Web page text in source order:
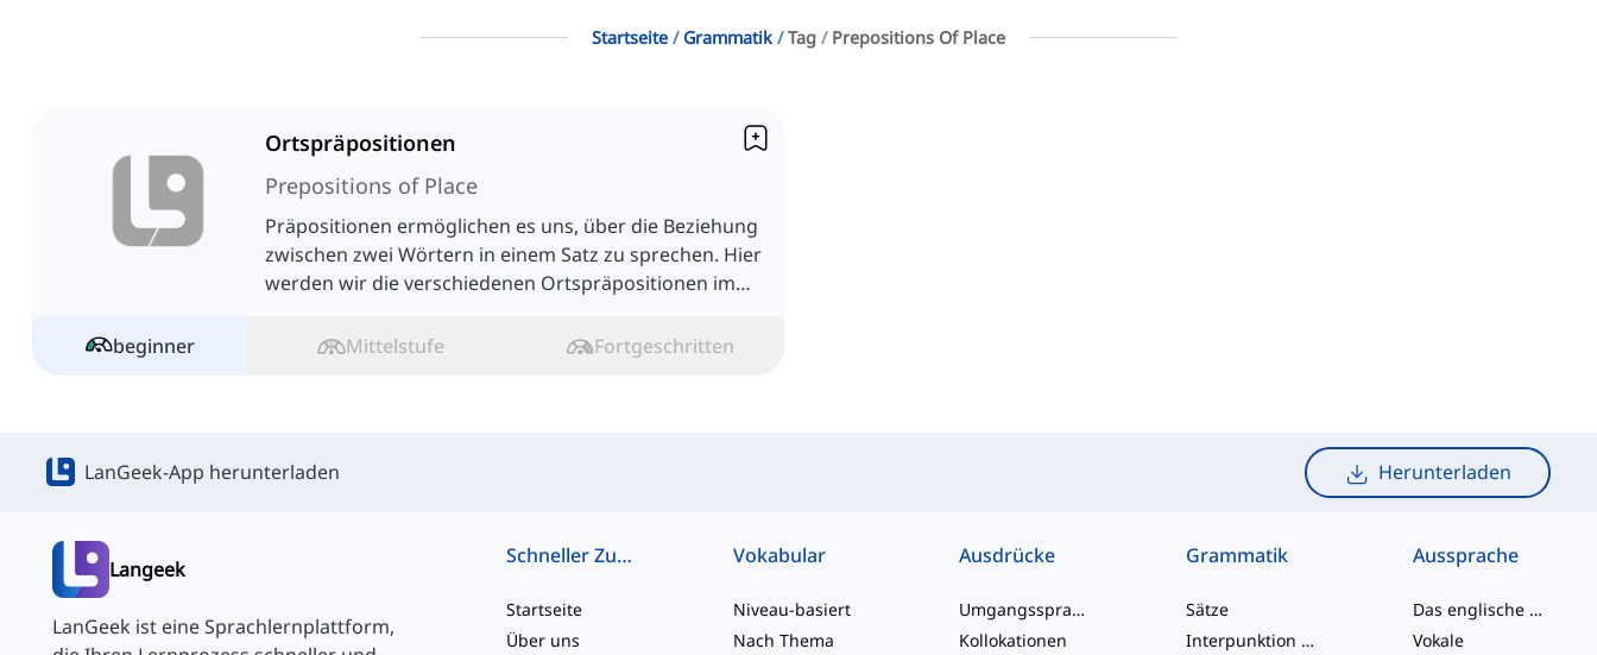
Startseite Grammatik Tag Prepositions Of Place
Ortspräpositionen
Prepositions of Place
Präpositionen ermöglichen es uns, über die Beziehung
zwischen zwei Wörtern in einem Satz zu sprechen. Hier
werden wir die verschiedenen Ortspräpositionen im
beginner
Mittelstufe Fortgeschritten
LanGeek-App herunterladen Herunterladen
Langeek
LanGeek ist eine Sprachlernplattform,
Schneller Zugriff
Startseite
Über uns
Vokabular
Niveau-basiert
Nach Thema
Ausdrücke
Umgangssprache-Wörter
Kollokationen
Grammatik
Sätze
Interpunktion und Rechtschreibung
Aussprache
Das englische Alphabet
Vokale